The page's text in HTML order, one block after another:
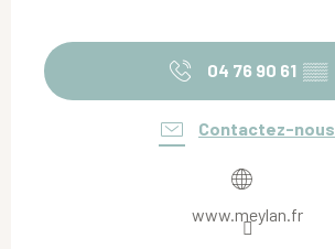
04 76 90 61 ▒▒
Contactez-nous
www.meylan.fr